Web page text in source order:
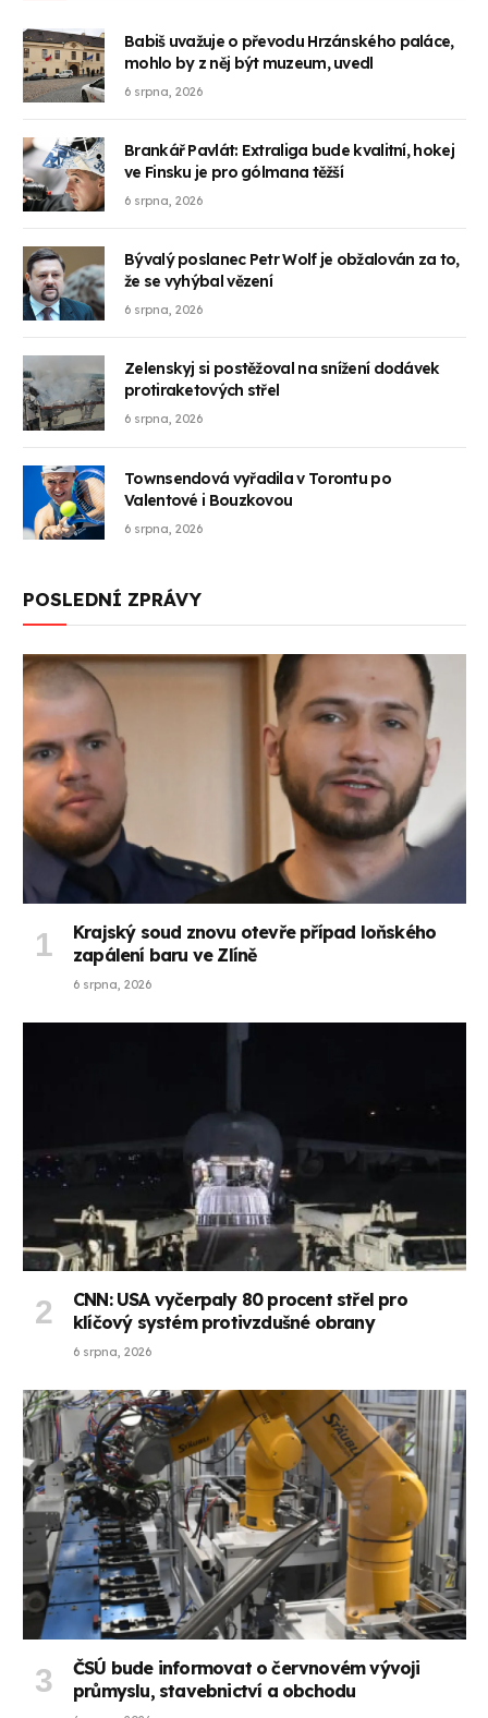
Babiš uvažuje o převodu Hrzánského paláce,
mohlo by z něj být muzeum, uvedl
6 srpna, 2026
Brankář Pavlát: Extraliga bude kvalitní, hokej
ve Finsku je pro gólmana těžší
6 srpna, 2026
Bývalý poslanec Petr Wolf je obžalován za to,
že se vyhýbal vězení
6 srpna, 2026
Zelenskyj si postěžoval na snížení dodávek
protiraketových střel
6 srpna, 2026
Townsendová vyřadila v Torontu po
Valentové i Bouzkovou
6 srpna, 2026
POSLEDNÍ ZPRÁVY
Krajský soud znovu otevře případ loňského
zapálení baru ve Zlíně
6 srpna, 2026
CNN: USA vyčerpaly 80 procent střel pro
klíčový systém protivzdušné obrany
6 srpna, 2026
ČSÚ bude informovat o červnovém vývoji
průmyslu, stavebnictví a obchodu